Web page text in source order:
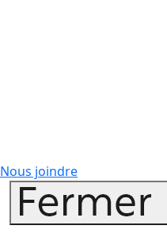
Nous joindre